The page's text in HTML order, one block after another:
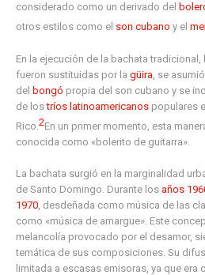
considerado como un derivado del
otros estilos como el son cubano y el
En la ejecución de la bachata
fueron sustituidas por lagüira , se
delbongó propia del son cubano y se
de lostríos latinoamericanos populares
Rico.2​En un primer momento, esta
conocida como «bolerito de guitarra».
La bachata surgió en la marginalidad
de Santo Domingo. Durante losaños
1970 , desdeñada como música de las
como «música de amargue». Este
melancolía provocado por el desamor,
temática de sus composiciones. Su
limitada a escasas emisoras, ya que era